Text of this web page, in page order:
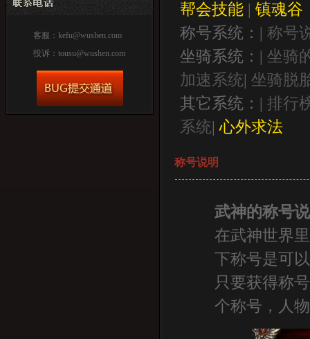
客服： kefu@wushen.com
投诉： tousu@wushen.com
帮会技能 |镇魂谷
称号系统：|称号
坐骑系统：|坐骑
加速系统|坐骑脱
其它系统：|排行
系统|心外求法
称号说明
武神的称号
在武神世界
下称号是可
只要获得称
个称号，人